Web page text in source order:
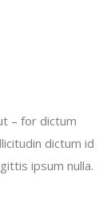
– for dictum
dictum id
ipsum nulla.